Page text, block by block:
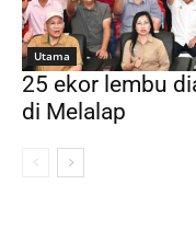
Utama
25 ekor lembu
di Melalap